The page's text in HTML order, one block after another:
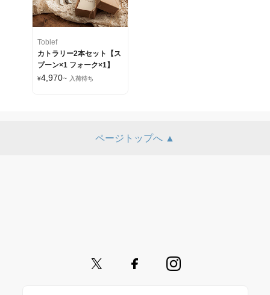
Toblef
カトラリー2本セット【ス
プーン×1 フォーク×1】
¥4,970~ 入荷待ち
ページトップへ ▲